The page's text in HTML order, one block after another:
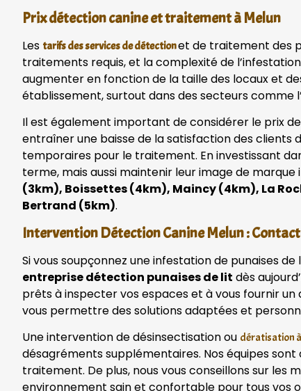
Prix détection canine et traitement à Melun
Les tarifs des services de détectionet de traitement des
traitements requis, et la complexité de
augmenter en fonction de la taille des locaux et
établissement, surtout dans des secteurs comme
Il est également important de considérer le prix
entraîner une baisse de la satisfaction des clients
temporaires pour le traitement. En investissant
terme, mais aussi maintenir leur image de
(3km), Boissettes (4km), Maincy (4km), La
Bertrand (5km).
Intervention Détection Canine Melun :
Si vous soupçonnez une infestation de punaises
entreprise détection punaises de lit dès
prêts à inspecter vos espaces et à vous fournir
vous permettre des solutions adaptées et
Une intervention de désinsectisation ou dératisation
désagréments supplémentaires. Nos équipes
traitement. De plus, nous vous conseillons sur les
environnement sain et confortable pour tous vos